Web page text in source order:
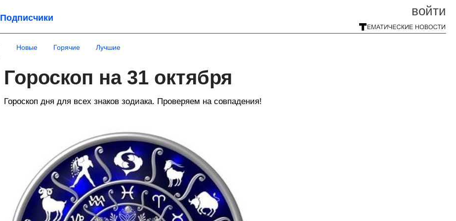
войти
Подписчики
Новые Горячие Лучшие
Гороскоп на 31 октября
Гороскоп дня для всех знаков зодиака. Проверяем на совпадения!